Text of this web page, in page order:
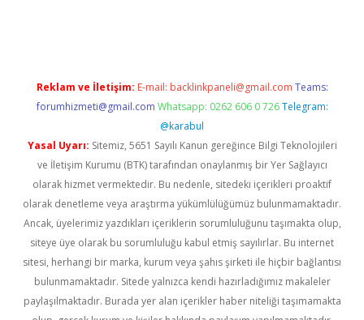
Reklam ve İletişim: E-mail: backlinkpaneli@gmail.com Teams:
forumhizmeti@gmail.com Whatsapp: 0262 606 0 726 Telegram:
@karabul
Yasal Uyarı: Sitemiz, 5651 Sayılı Kanun gereğince Bilgi Teknolojileri
ve İletişim Kurumu (BTK) tarafından onaylanmış bir Yer Sağlayıcı
olarak hizmet vermektedir. Bu nedenle, sitedeki içerikleri proaktif
olarak denetleme veya araştırma yükümlülüğümüz bulunmamaktadır.
Ancak, üyelerimiz yazdıkları içeriklerin sorumluluğunu taşımakta olup,
siteye üye olarak bu sorumluluğu kabul etmiş sayılırlar. Bu internet
sitesi, herhangi bir marka, kurum veya şahıs şirketi ile hiçbir bağlantısı
bulunmamaktadır. Sitede yalnızca kendi hazırladığımız makaleler
paylaşılmaktadır. Burada yer alan içerikler haber niteliği taşımamakta